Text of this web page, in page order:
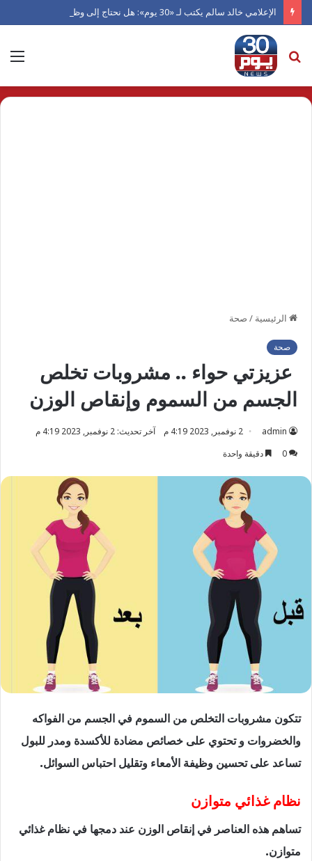
الإعلامي خالد سالم يكتب لـ «30 يوم»: هل نحتاج إلى وظيفة إعلامي؟
بحث
عن
الرئيسية / صحة
صحة
عزيزتي حواء .. مشروبات تخلص
الجسم من السموم وإنقاص الوزن
admin 2 نوفمبر, 2023 4:19 م
آخر تحديث: 2 نوفمبر, 2023 4:19 م
0
دقيقة واحدة
تتكون مشروبات التخلص من السموم في الجسم من الفواكه
والخضروات و تحتوي على خصائص مضادة للأكسدة ومدر للبول
تساعد على تحسين وظيفة الأمعاء وتقليل احتباس السوائل.
نظام غذائي متوازن
تساهم هذه العناصر في إنقاص الوزن عند دمجها في نظام غذائي
متوازن.